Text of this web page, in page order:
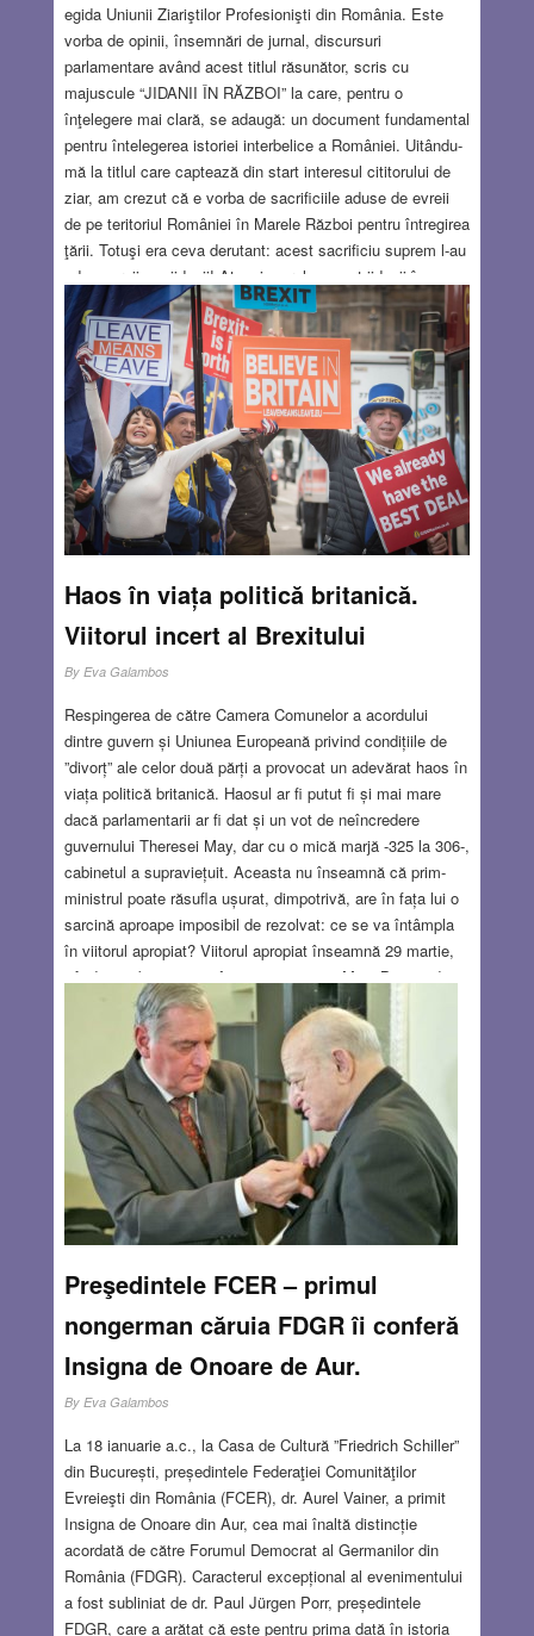
egida Uniunii Ziariştilor Profesionişti din România. Este
vorba de opinii, însemnări de jurnal, discursuri
parlamentare având acest titlul răsunător, scris cu
majuscule “JIDANII ÎN RĂZBOI” la care, pentru o
înţelegere mai clară, se adaugă: un document fundamental
pentru întelegerea istoriei interbelice a României. Uitându-
mă la titlul care captează din start interesul cititorului de
ziar, am crezut că e vorba de sacrificiile aduse de evreii
de pe teritoriul României în Marele Război pentru întregirea
ţării. Totuşi era ceva derutant: acest sacrificiu suprem l-au
adus evreii, nu jidanii! Atunci ce rol au avut jidanii în
război? Şi ca cititorul neiniţiat să primească o privire de
ansamblu, în articol se reproduce coperta unei broşuri,
discursul lui A. C. Cuza, rostit în Adunarea Deputaţilor din
1918. Acelaşi A.C. Cuza care a fost şeful guvernului care
a adoptat legislaţia antisemită din 1938. Extrem de
sugestiv, nu-i aşa?
Read more…
JAN 17, 2019 21 COMMENTS
Haos în viața politică britanică.
Viitorul incert al Brexitului
By Eva Galambos
Respingerea de către Camera Comunelor a acordului
dintre guvern și Uniunea Europeană privind condițiile de
”divorț” ale celor două părți a provocat un adevărat haos în
viața politică britanică. Haosul ar fi putut fi și mai mare
dacă parlamentarii ar fi dat și un vot de neîncredere
guvernului Theresei May, dar cu o mică marjă -325 la 306-,
cabinetul a supraviețuit. Aceasta nu înseamnă că prim-
ministrul poate răsufla ușurat, dimpotrivă, are în fața lui o
sarcină aproape imposibil de rezolvat: ce se va întâmpla
în viitorul apropiat? Viitorul apropiat înseamnă 29 martie,
când ar trebui să intre în vigoare ieșirea Marii Britanii din
UE. Dar în ce condiții, dacă cele din acord au fos
respinse? Deși se vorbește de un plan ”B” sau de mai
multe scenarii deocamdată, cel puţin, există o lipsă de
perspectivă deoarece în dezbaterile din Camera
Comunelor ceea ce s-au auzit au fost criticile și nimeni nu
a venit cu propuneri pozitive.
Read more…
JAN 17, 2019 2 COMMENTS
Preşedintele FCER – primul
nongerman căruia FDGR îi conferă
Insigna de Onoare de Aur.
By Eva Galambos
La 18 ianuarie a.c., la Casa de Cultură ”Friedrich Schiller”
din București, președintele Federaţiei Comunităţilor
Evreieşti din România (FCER), dr. Aurel Vainer, a primit
Insigna de Onoare din Aur, cea mai înaltă distincție
acordată de către Forumul Democrat al Germanilor din
România (FDGR). Caracterul excepțional al evenimentului
a fost subliniat de dr. Paul Jürgen Porr, președintele
FDGR, care a arătat că este pentru prima dată în istoria